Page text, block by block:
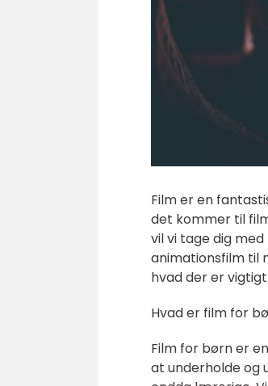
Film er en
det kommer til
vil vi tage dig
animationsfilm til
hvad der er
Hvad er film for
Film for børn er
at underholde og